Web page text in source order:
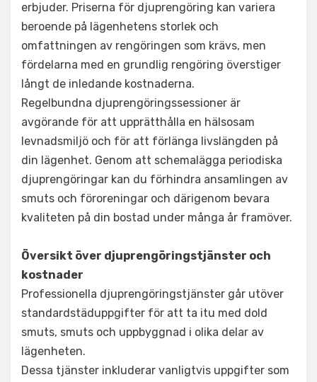
erbjuder. Priserna för djuprengöring kan variera
beroende på lägenhetens storlek och
omfattningen av rengöringen som krävs, men
fördelarna med en grundlig rengöring överstiger
långt de inledande kostnaderna.
Regelbundna djuprengöringssessioner är
avgörande för att upprätthålla en hälsosam
levnadsmiljö och för att förlänga livslängden på
din lägenhet. Genom att schemalägga periodiska
djuprengöringar kan du förhindra ansamlingen av
smuts och föroreningar och därigenom bevara
kvaliteten på din bostad under många år framöver.
Översikt över djuprengöringstjänster och
kostnader
Professionella djuprengöringstjänster går utöver
standardstäduppgifter för att ta itu med dold
smuts, smuts och uppbyggnad i olika delar av
lägenheten.
Dessa tjänster inkluderar vanligtvis uppgifter som